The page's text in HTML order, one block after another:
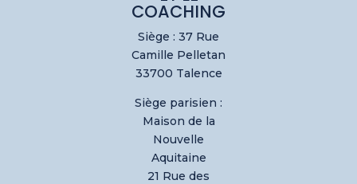
COACHING
Siège : 37 Rue
Camille Pelletan
33700 Talence
Siège parisien :
Maison de la
Nouvelle
Aquitaine
21 Rue des